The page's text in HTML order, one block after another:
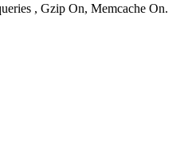
, Gzip On, Memcache On.